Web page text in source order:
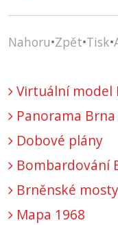
Nahoru•Zpět•Tisk•
Virtuální model
Panorama
Dobové plány
Bombardování
Brněnské
Mapa 1968